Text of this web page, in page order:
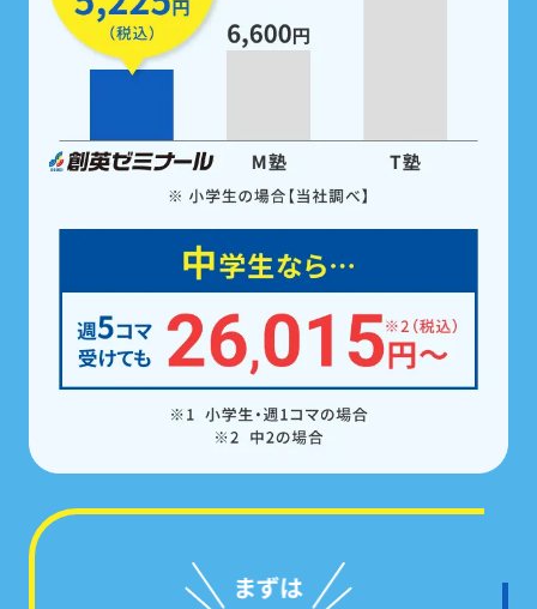
無料で支援
家庭学習用教材も配布！
定期テスト前は「無料」で受けられるテスト対策
ゼミで、5科目すべての点数アップを徹底サポー
ト。また、受講科目に関わらず5科目の
勉強にご活用いただけます。
※中学生の場合